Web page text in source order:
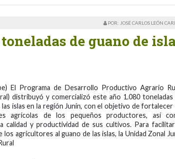
POR: JOSÉ CARLOS LEÓN
de guano de isla
El Programa de Desarrollo Productivo Agrario
distribuyó y comercializó este año 1.080 toneladas
las islas en la región Junín, con el objetivo de fortalecer
agrícolas de los pequeños productores, así
calidad y productividad de sus cultivos. Para
los agricultores al guano de las islas, la Unidad Zonal